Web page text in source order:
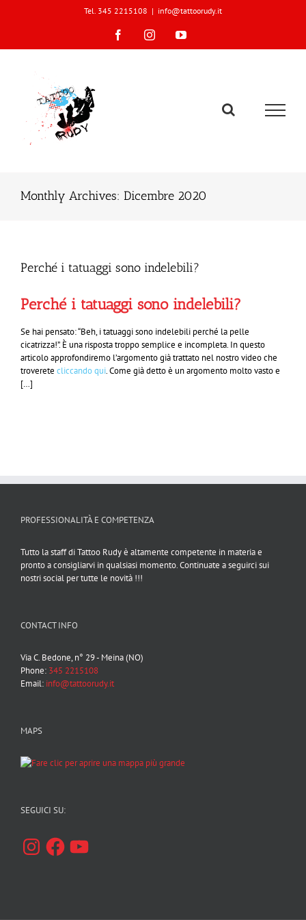
Tel. 345 2215108 | info@tattoorudy.it
FacebookInstagramYouTube
Monthly Archives: Dicembre 2020
Perché i tatuaggi sono indelebili?
Perché i tatuaggi sono indelebili?
Se hai pensato: “Beh, i tatuaggi sono indelebili perché la pelle
cicatrizza!”. È una risposta troppo semplice e incompleta. In questo
articolo approfondiremo l’argomento già trattato nel nostro video che
troverete cliccando qui. Come già detto è un argomento molto vasto e
[…]
PROFESSIONALITÀ E COMPETENZA
Tutto la staff di Tattoo Rudy è altamente competente in materia e
pronto a consigliarvi in qualsiasi momento. Continuate a seguirci sui
nostri social per tutte le novità !!!
CONTACT INFO
Via C. Bedone, n° 29 - Meina (NO)
Phone: 345 2215108
Email: info@tattoorudy.it
MAPS
SEGUICI SU:
InstagramFacebookYouTube